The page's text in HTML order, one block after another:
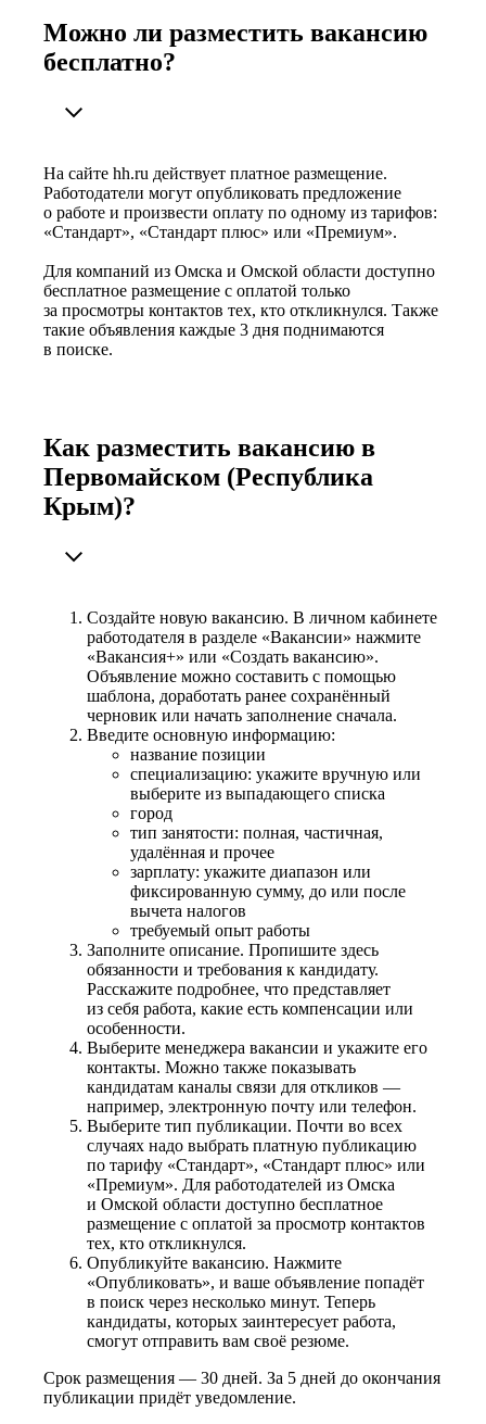
Можно ли разместить вакансию
бесплатно?
На сайте hh.ru действует платное размещение.
Работодатели могут опубликовать предложение
о работе и произвести оплату по одному из тарифов:
«Стандарт», «Стандарт плюс» или «Премиум».
Для компаний из Омска и Омской области доступно
бесплатное размещение с оплатой только
за просмотры контактов тех, кто откликнулся. Также
такие объявления каждые 3 дня поднимаются
в поиске.
Как разместить вакансию в
Первомайском (Республика
Крым)?
Создайте новую вакансию. В личном кабинете
работодателя в разделе «Вакансии» нажмите
«Вакансия+» или «Создать вакансию».
Объявление можно составить с помощью
шаблона, доработать ранее сохранённый
черновик или начать заполнение сначала.
Введите основную информацию:
название позиции
специализацию: укажите вручную или
выберите из выпадающего списка
город
тип занятости: полная, частичная,
удалённая и прочее
зарплату: укажите диапазон или
фиксированную сумму, до или после
вычета налогов
требуемый опыт работы
Заполните описание. Пропишите здесь
обязанности и требования к кандидату.
Расскажите подробнее, что представляет
из себя работа, какие есть компенсации или
особенности.
Выберите менеджера вакансии и укажите его
контакты. Можно также показывать
кандидатам каналы связи для откликов —
например, электронную почту или телефон.
Выберите тип публикации. Почти во всех
случаях надо выбрать платную публикацию
по тарифу «Стандарт», «Стандарт плюс» или
«Премиум». Для работодателей из Омска
и Омской области доступно бесплатное
размещение с оплатой за просмотр контактов
тех, кто откликнулся.
Опубликуйте вакансию. Нажмите
«Опубликовать», и ваше объявление попадёт
в поиск через несколько минут. Теперь
кандидаты, которых заинтересует работа,
смогут отправить вам своё резюме.
Срок размещения — 30 дней. За 5 дней до окончания
публикации придёт уведомление.